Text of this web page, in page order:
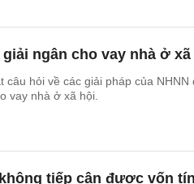
ngân cho vay nhà ở xã
hỏi về các giải pháp của NHNN
vay nhà ở xã hội.
tiếp cận được vốn tín